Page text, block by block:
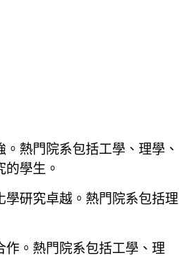
熱門院系包括工學、理學、
學生。
研究卓越。熱門院系包括理
。熱門院系包括工學、理